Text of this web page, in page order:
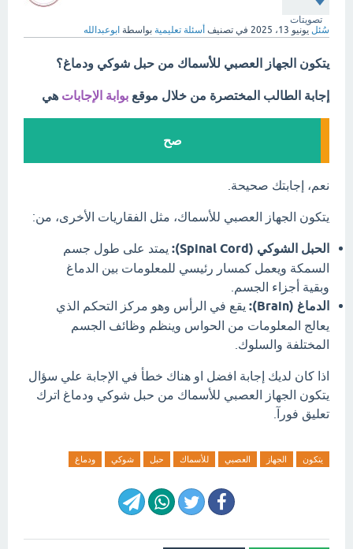
تصويتات
سُئل يونيو 13، 2025 في تصنيف أسئلة تعليمية بواسطة ابوعبدالله
يتكون الجهاز العصبي للأسماك من حبل شوكي ودماغ؟
إجابة الطالب المختصرة من خلال موقع بوابة الإجابات هي
صح
نعم، إجابتك صحيحة.
يتكون الجهاز العصبي للأسماك، مثل الفقاريات الأخرى، من:
الحبل الشوكي (Spinal Cord):
يمتد على طول جسم
السمكة ويعمل كمسار رئيسي للمعلومات بين الدماغ
وبقية أجزاء الجسم.
الدماغ (Brain):
يقع في الرأس وهو مركز التحكم الذي
يعالج المعلومات من الحواس وينظم وظائف الجسم
المختلفة والسلوك.
اذا كان لديك إجابة افضل او هناك خطأ في الإجابة علي سؤال
يتكون الجهاز العصبي للأسماك من حبل شوكي ودماغ اترك
تعليق فورآ.
يتكون الجهاز العصبي للأسماك حبل شوكي ودماغ